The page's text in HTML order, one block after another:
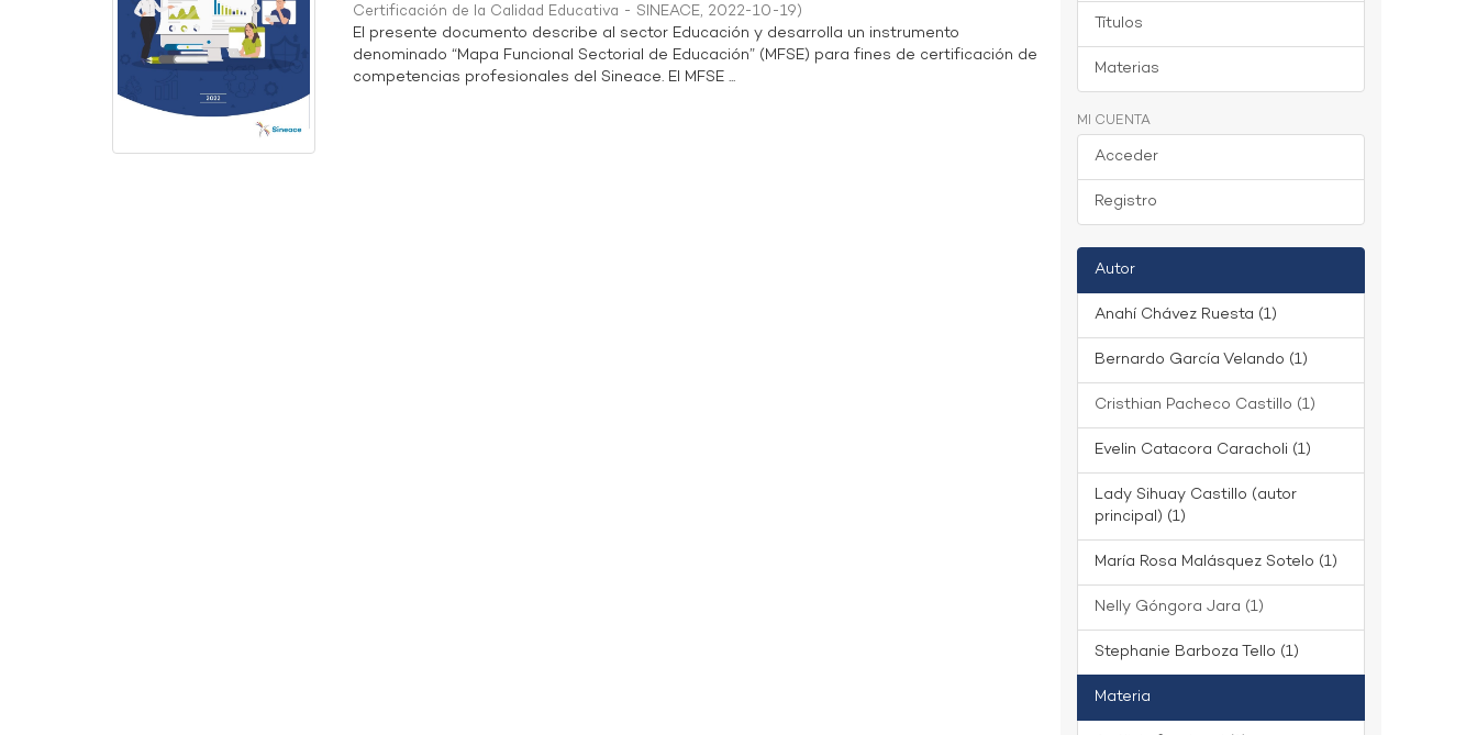
Certificación de la Calidad Educativa - SINEACE, 2022-10-19)
El presente documento describe al sector Educación y desarrolla un instrumento
denominado “Mapa Funcional Sectorial de Educación” (MFSE) para fines de certificación de
competencias profesionales del Sineace. El MFSE ...
Títulos
Materias
MI CUENTA
Acceder
Registro
Autor
Anahí Chávez Ruesta (1)
Bernardo García Velando (1)
Cristhian Pacheco Castillo (1)
Evelin Catacora Caracholi (1)
Lady Sihuay Castillo (autor
principal) (1)
María Rosa Malásquez Sotelo (1)
Nelly Góngora Jara (1)
Stephanie Barboza Tello (1)
Materia